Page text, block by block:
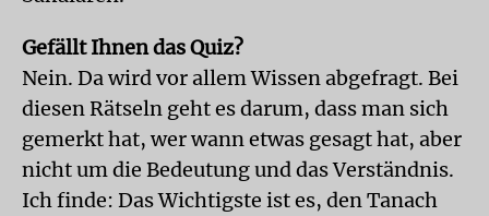
Gefällt Ihnen das Quiz?
Nein. Da wird vor allem Wissen abgefragt. Bei
diesen Rätseln geht es darum, dass man sich
gemerkt hat, wer wann etwas gesagt hat, aber
nicht um die Bedeutung und das Verständnis.
Ich finde: Das Wichtigste ist es, den Tanach